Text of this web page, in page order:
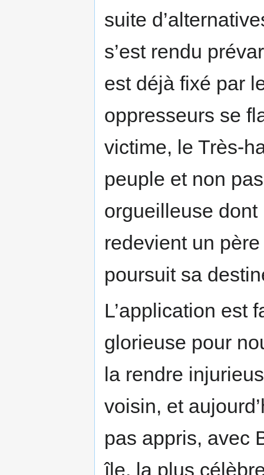
suite
s’est rendu
est déjà fixé par
oppresseurs se
victime, le Très-
peuple et non
orgueilleuse dont
redevient un
poursuit sa
L’application est
glorieuse pour
la rendre
voisin, et
pas appris, avec
île, la plus